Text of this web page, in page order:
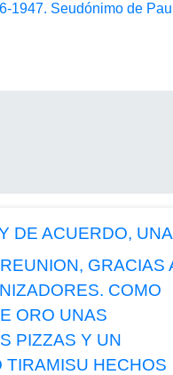
1947. Seudónimo de
DE ACUERDO, UNA
GRACIAS
COMO
ORO UNAS
PIZZAS Y UN
TIRAMISU HECHOS